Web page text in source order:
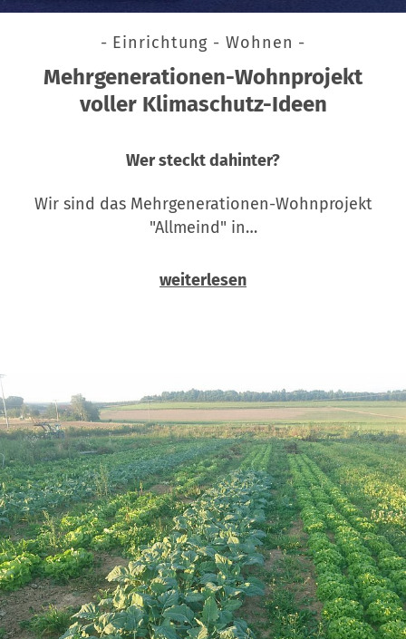
- Einrichtung - Wohnen -
Mehrgenerationen-Wohnprojekt
voller Klimaschutz-Ideen
Wer steckt dahinter?
Wir sind das Mehrgenerationen-Wohnprojekt
"Allmeind" in…
weiterlesen